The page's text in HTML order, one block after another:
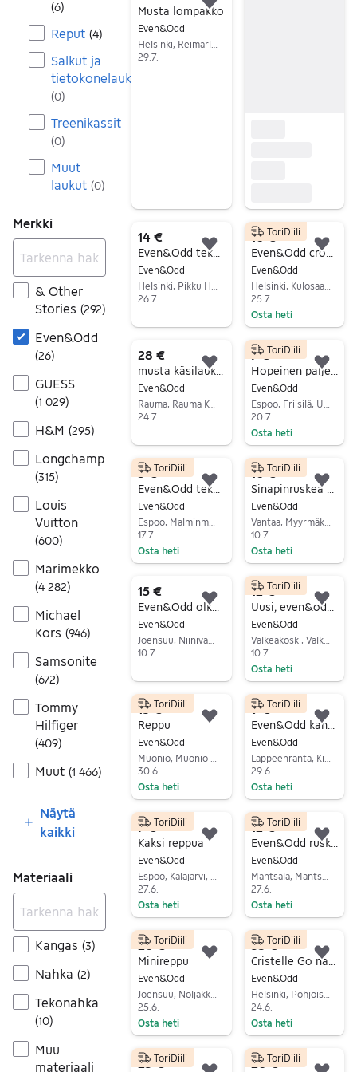
(6)
Reput (4)
Salkut ja
tietokonelaukut
(0)
Treenikassit
(0)
Muut
laukut (0)
Merkki
& Other
Stories (292)
Even&Odd
(26)
GUESS
(1 029)
H&M (295)
Longchamp
(315)
Louis
Vuitton
(600)
Marimekko
(4 282)
Michael
Kors (946)
Samsonite
(672)
Tommy
Hilfiger
(409)
Muut (1 466)
Näytä
kaikki
Materiaali
Kangas (3)
Nahka (2)
Tekonahka
(10)
Muu
materiaali
Musta lompakko
Even&Odd
29.7.
Lisää suosikiksi.
Siirry ilmoitukseen
14 €
Even&Odd
26.7.
Lisää suosikiksi.
10 €
Even&Odd
Helsinki, Kulosaari, Uusimaa
25.7.
Osta heti
ToriDiili
28 €
Even&Odd
Rauma, Rauma Keskus, Satakunta
24.7.
Lisää suosikiksi.
7 €
Even&Odd
20.7.
Osta heti
ToriDiili
5 €
Even&Odd
17.7.
Osta heti
ToriDiili
Lisää suosikiksi.
10 €
Even&Odd
Vantaa, Myyrmäki, Uusimaa
10.7.
Osta heti
ToriDiili
15 €
Even&Odd olkalaukku
Even&Odd
10.7.
Lisää suosikiksi.
12 €
Even&Odd
Valkeakoski, Valkeakoski Keskus, Pirkanmaa
10.7.
Osta heti
ToriDiili
15 €
Reppu
Even&Odd
30.6.
Osta heti
ToriDiili
Lisää suosikiksi.
9 €
Even&Odd kangaslaukku naisille
Even&Odd
29.6.
Osta heti
ToriDiili
7 €
Kaksi reppua
Even&Odd
27.6.
Osta heti
ToriDiili
Lisää suosikiksi.
12 €
Even&Odd ruskea tekonahka laukku
Even&Odd
27.6.
Osta heti
ToriDiili
20 €
Minireppu
Even&Odd
25.6.
Osta heti
ToriDiili
Lisää suosikiksi.
35 €
Even&Odd
24.6.
Osta heti
ToriDiili
25 €ToriDiili 20 €ToriDiili